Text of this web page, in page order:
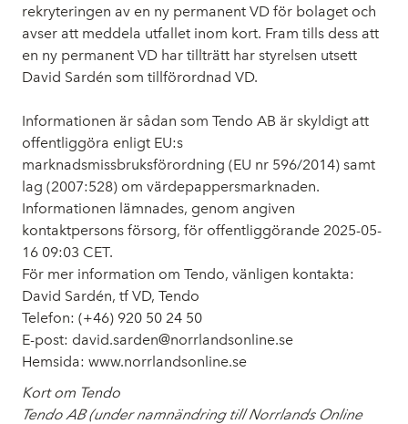
rekryteringen av en ny permanent VD för bolaget och
avser att meddela utfallet inom kort. Fram tills dess att
en ny permanent VD har tillträtt har styrelsen utsett
David Sardén som tillförordnad VD.
Informationen är sådan som Tendo AB är skyldigt att
offentliggöra enligt EU:s
marknadsmissbruksförordning (EU nr 596/2014) samt
lag (2007:528) om värdepappersmarknaden.
Informationen lämnades, genom angiven
kontaktpersons försorg, för offentliggörande 2025-05-
16 09:03 CET.
För mer information om Tendo, vänligen kontakta:
David Sardén, tf VD, Tendo
Telefon: (+46) 920 50 24 50
E-post: david.sarden@norrlandsonline.se
Hemsida: www.norrlandsonline.se
Kort om Tendo
Tendo AB (under namnändring till Norrlands Online